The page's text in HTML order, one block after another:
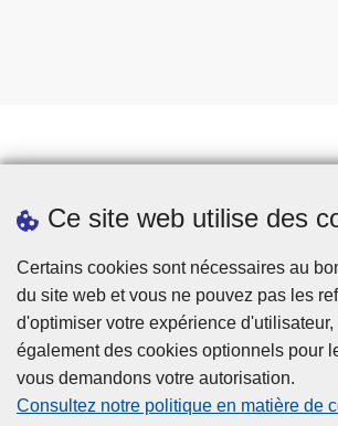
Ce site web utilise des
Certains cookies sont nécessaires au
du site web et vous ne pouvez pas les
d'optimiser votre expérience
également des cookies optionnels pour
vous demandons votre autorisation.
Consultez notre politique en matière de
Téléchargements
Presse